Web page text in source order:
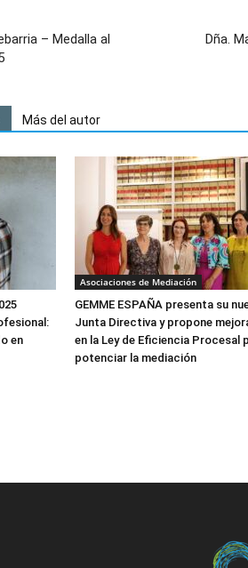
– Medalla al
Dña.
Más del autor
en
Asociaciones de Mediación
GEMME ESPAÑA presenta su
Junta Directiva y propone
en la Ley de Eficiencia Procesal
potenciar la mediación